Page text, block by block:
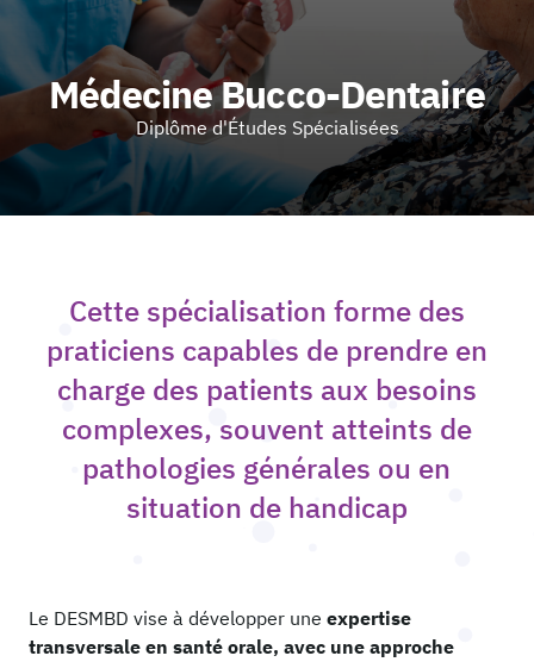
Médecine Bucco-Dentaire
Diplôme d'Études Spécialisées
Cette spécialisation forme des
praticiens capables de prendre en
charge des patients aux besoins
complexes, souvent atteints de
pathologies générales ou en
situation de handicap
Le DESMBD vise à développer une expertise
transversale en santé orale, avec une approche